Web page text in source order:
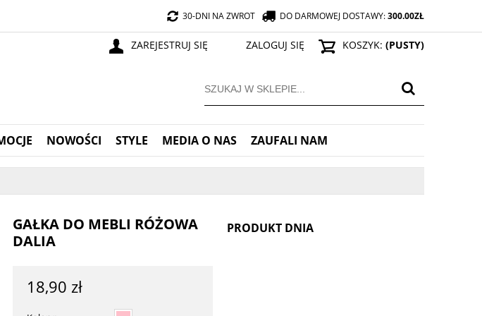
30-DNI NA ZWROT DO DARMOWEJ DOSTAWY:300.00ZŁ
ZAREJESTRUJ SIĘ ZALOGUJ SIĘ KOSZYK: (PUSTY)
NOWOŚCI STYLE MEDIA O NAS ZAUFALI NAM
GAŁKA DO MEBLI RÓŻOWA
DALIA
18,90 zł
PRODUKT DNIA